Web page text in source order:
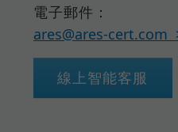
電子郵件：
ares@ares-cert.com
線上智能客服